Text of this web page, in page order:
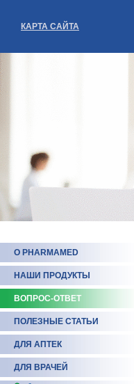
КАРТА САЙТА
О PHARMAMED
НАШИ ПРОДУКТЫ
ВОПРОС-ОТВЕТ
ПОЛЕЗНЫЕ СТАТЬИ
ДЛЯ АПТЕК
ДЛЯ ВРАЧЕЙ